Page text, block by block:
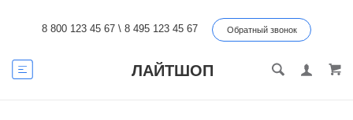
8 800 123 45 67 \ 8 495 123 45 67 Обратный звонок
ЛАЙТШОП